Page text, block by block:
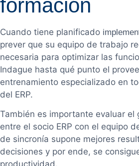
formación
Cuando tiene planificado
prever que su equipo de trabajo
necesaria para optimizar las
Indague hasta qué punto el
entrenamiento especializado en
del ERP.
También es importante evaluar el
entre el socio ERP con el equipo
de sincronía supone mejores
decisiones y por ende, se
productividad.